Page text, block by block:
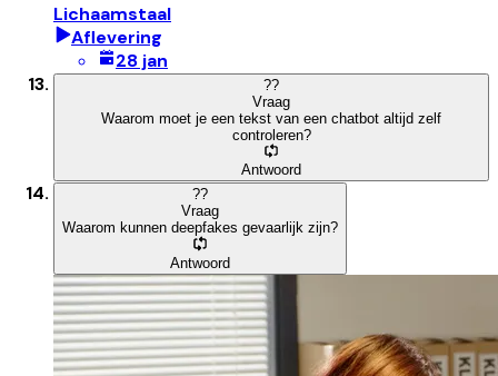
Lichaamstaal
Aflevering
28 jan
??
Vraag
Waarom moet je een tekst van een chatbot altijd zelf
controleren?
Antwoord
??
Vraag
Waarom kunnen deepfakes gevaarlijk zijn?
Antwoord